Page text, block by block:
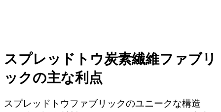
スプレッドトウ炭素繊維ファブリ
ックの主な利点
スプレッドトウファブリックのユニークな構造